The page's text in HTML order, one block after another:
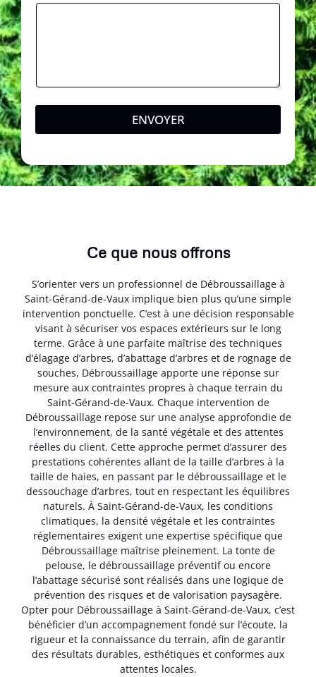
ENVOYER
Ce que nous offrons
S’orienter vers un professionnel de Débroussaillage à
Saint-Gérand-de-Vaux implique bien plus qu’une simple
intervention ponctuelle. C’est à une décision responsable
visant à sécuriser vos espaces extérieurs sur le long
terme. Grâce à une parfaite maîtrise des techniques
d’élagage d’arbres, d’abattage d’arbres et de rognage de
souches, Débroussaillage apporte une réponse sur
mesure aux contraintes propres à chaque terrain du
Saint-Gérand-de-Vaux. Chaque intervention de
Débroussaillage repose sur une analyse approfondie de
l’environnement, de la santé végétale et des attentes
réelles du client. Cette approche permet d’assurer des
prestations cohérentes allant de la taille d’arbres à la
taille de haies, en passant par le débroussaillage et le
dessouchage d’arbres, tout en respectant les équilibres
naturels. À Saint-Gérand-de-Vaux, les conditions
climatiques, la densité végétale et les contraintes
réglementaires exigent une expertise spécifique que
Débroussaillage maîtrise pleinement. La tonte de
pelouse, le débroussaillage préventif ou encore
l’abattage sécurisé sont réalisés dans une logique de
prévention des risques et de valorisation paysagère.
Opter pour Débroussaillage à Saint-Gérand-de-Vaux, c’est
bénéficier d’un accompagnement fondé sur l’écoute, la
rigueur et la connaissance du terrain, afin de garantir
des résultats durables, esthétiques et conformes aux
attentes locales.